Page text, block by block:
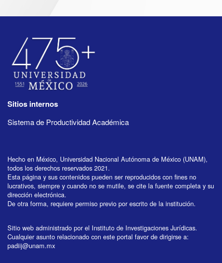
Sitios internos
Sistema de Productividad Académica
Hecho en México, Universidad Nacional Autónoma de México (UNAM),
todos los derechos reservados 2021.
Esta página y sus contenidos pueden ser reproducidos con fines no
lucrativos, siempre y cuando no se mutile, se cite la fuente completa y su
dirección electrónica.
De otra forma, requiere permiso previo por escrito de la institución.
Sitio web administrado por el Instituto de Investigaciones Jurídicas.
Cualquier asunto relacionado con este portal favor de dirigirse a:
padiij@unam.mx